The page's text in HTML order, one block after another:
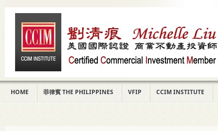
HOME 菲律賓 THE PHILIPPINES VFIP CCIM INSTITUTE